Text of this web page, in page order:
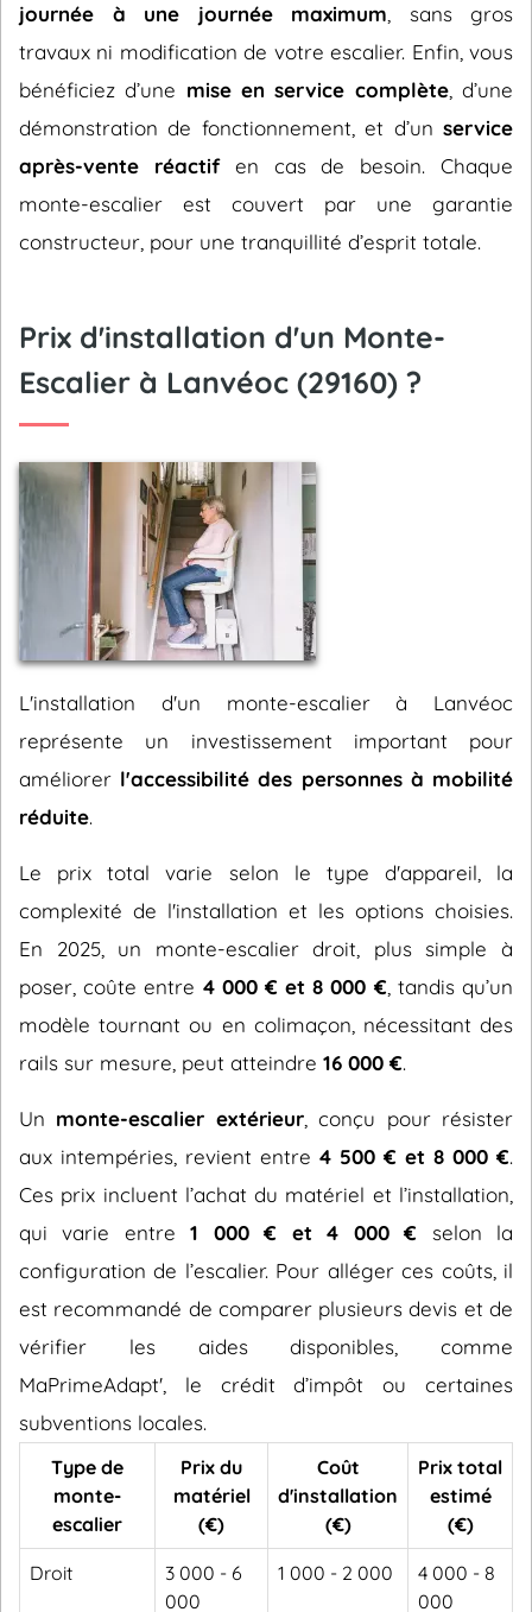
journée à une journée maximum , sans gros
travaux ni modification de votre escalier. Enfin, vous
bénéficiez d’une mise en service complète, d’une
démonstration de fonctionnement, et d’un service
après-vente réactifen cas de besoin. Chaque
monte-escalier est couvert par une garantie
constructeur, pour une tranquillité d’esprit totale.
Prix d'installation d'un Monte-
Escalier à Lanvéoc (29160) ?
L'installation d'un monte-escalier à Lanvéoc
représente un investissement important pour
améliorer l'accessibilité des personnes à mobilité
réduite.
Le prix total varie selon le type d'appareil, la
complexité de l'installation et les options choisies.
En 2025, un monte-escalier droit, plus simple à
poser, coûte entre 4 000 € et 8 000 € , tandis qu’un
modèle tournant ou en colimaçon, nécessitant des
rails sur mesure, peut atteindre 16 000 €.
Un monte-escalier extérieur, conçu pour résister
aux intempéries, revient entre 4 500 € et 8 000 €.
Ces prix incluent l’achat du matériel et l’installation,
qui varie entre1 000 € et 4 000 € selon la
configuration de l’escalier. Pour alléger ces coûts, il
est recommandé de comparer plusieurs devis et de
vérifier les aides disponibles, comme
MaPrimeAdapt', le crédit d’impôt ou certaines
subventions locales.
Type de
monte-
escalier
Prix du
matériel
(€)
Coût
d'installation
(€)
Prix total
estimé
(€)
Droit
3 000 - 6
000
1 000 - 2 000
4 000 - 8
000